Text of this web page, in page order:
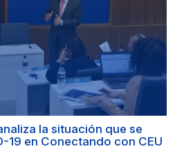
la situación que se
19 en Conectando con CEU